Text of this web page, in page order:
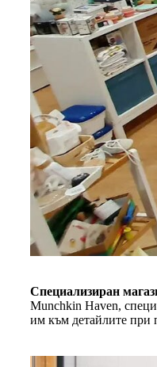
Специализиран
Munchkin Haven,
им към детайлите при